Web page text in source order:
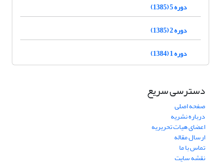
دوره 5 (1385)
دوره 2 (1385)
دوره 1 (1384)
دسترسی سریع
صفحه اصلی
درباره نشریه
اعضای هیات تحریریه
ارسال مقاله
تماس با ما
نقشه سایت